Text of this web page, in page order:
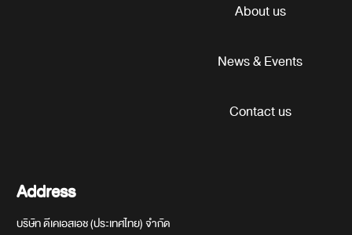
About us
News & Events
Contact us
Address
บริษัท ดีเคเอสเอช (ประเทศไทย) จำกัด